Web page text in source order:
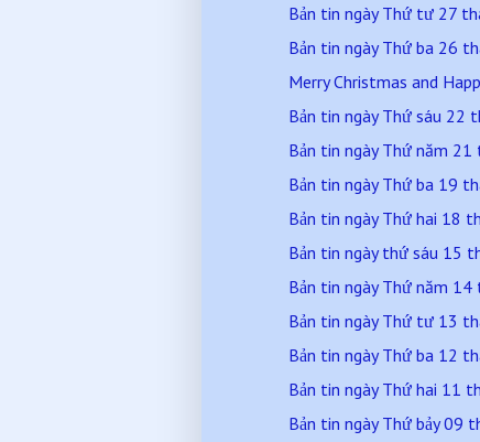
Bản tin ngày Thứ tư 27
Bản tin ngày Thứ ba 26
Merry Christmas and
Bản tin ngày Thứ sáu 22
Bản tin ngày Thứ năm
Bản tin ngày Thứ ba 19
Bản tin ngày Thứ hai 18
Bản tin ngày thứ sáu 15
Bản tin ngày Thứ năm
Bản tin ngày Thứ tư 13
Bản tin ngày Thứ ba 12
Bản tin ngày Thứ hai 11
Bản tin ngày Thứ bảy 09